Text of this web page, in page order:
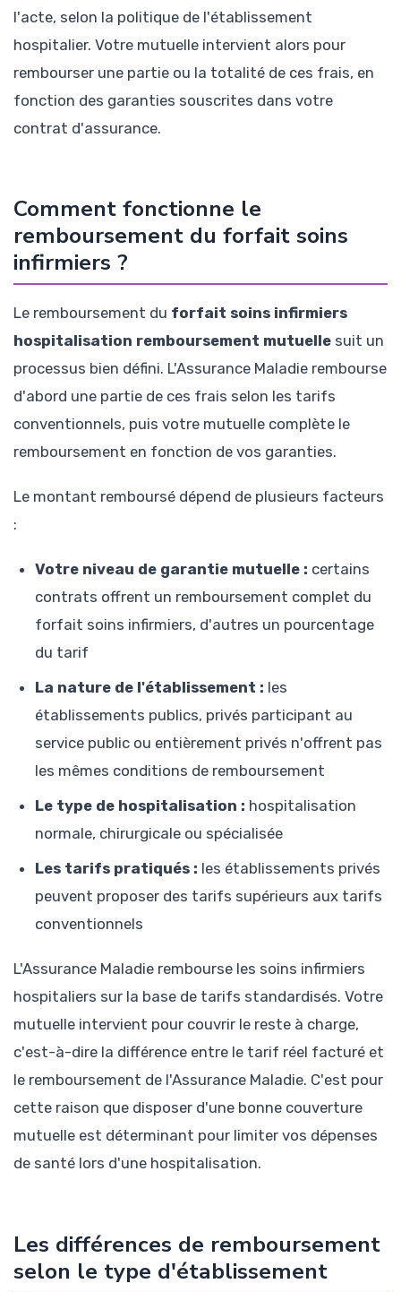
l'acte, selon la politique de l'établissement
hospitalier. Votre mutuelle intervient alors pour
rembourser une partie ou la totalité de ces frais, en
fonction des garanties souscrites dans votre
contrat d'assurance.
Comment fonctionne le
remboursement du forfait soins
infirmiers ?
Le remboursement du forfait soins infirmiers
hospitalisation remboursement mutuelle suit un
processus bien défini. L'Assurance Maladie rembourse
d'abord une partie de ces frais selon les tarifs
conventionnels, puis votre mutuelle complète le
remboursement en fonction de vos garanties.
Le montant remboursé dépend de plusieurs facteurs
:
Votre niveau de garantie mutuelle : certains
contrats offrent un remboursement complet du
forfait soins infirmiers, d'autres un pourcentage
du tarif
La nature de l'établissement : les
établissements publics, privés participant au
service public ou entièrement privés n'offrent pas
les mêmes conditions de remboursement
Le type de hospitalisation : hospitalisation
normale, chirurgicale ou spécialisée
Les tarifs pratiqués : les établissements privés
peuvent proposer des tarifs supérieurs aux tarifs
conventionnels
L'Assurance Maladie rembourse les soins infirmiers
hospitaliers sur la base de tarifs standardisés. Votre
mutuelle intervient pour couvrir le reste à charge,
c'est-à-dire la différence entre le tarif réel facturé et
le remboursement de l'Assurance Maladie. C'est pour
cette raison que disposer d'une bonne couverture
mutuelle est déterminant pour limiter vos dépenses
de santé lors d'une hospitalisation.
Les différences de remboursement
selon le type d'établissement